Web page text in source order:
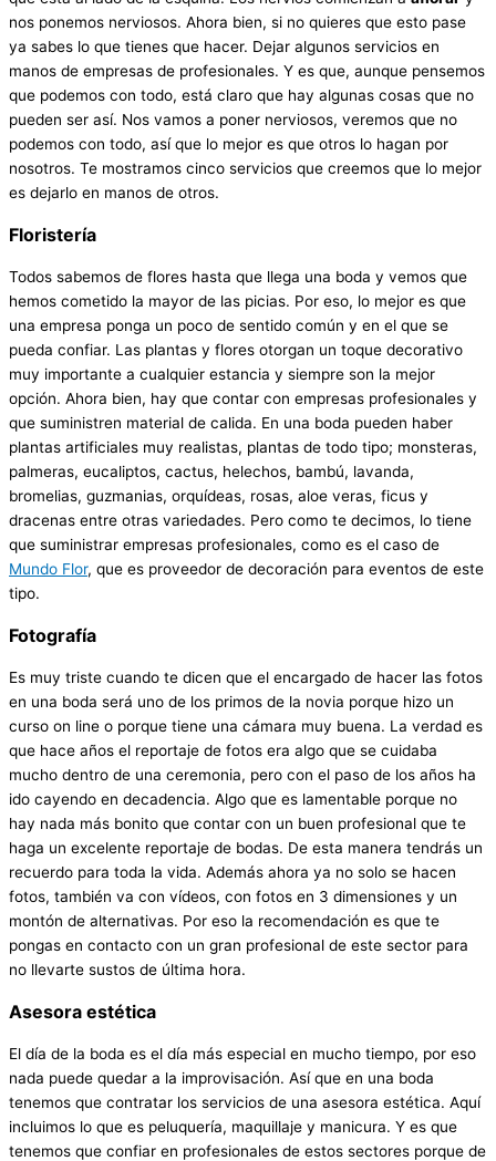
nos ponemos nerviosos. Ahora bien, si no quieres que esto pase
ya sabes lo que tienes que hacer. Dejar algunos servicios en
manos de empresas de profesionales. Y es que, aunque pensemos
que podemos con todo, está claro que hay algunas cosas que no
pueden ser así. Nos vamos a poner nerviosos, veremos que no
podemos con todo, así que lo mejor es que otros lo hagan por
nosotros. Te mostramos cinco servicios que creemos que lo mejor
es dejarlo en manos de otros.
Floristería
Todos sabemos de flores hasta que llega una boda y vemos que
hemos cometido la mayor de las picias. Por eso, lo mejor es que
una empresa ponga un poco de sentido común y en el que se
pueda confiar. Las plantas y flores otorgan un toque decorativo
muy importante a cualquier estancia y siempre son la mejor
opción. Ahora bien, hay que contar con empresas profesionales y
que suministren material de calida. En una boda pueden haber
plantas artificiales muy realistas, plantas de todo tipo; monsteras,
palmeras, eucaliptos, cactus, helechos, bambú, lavanda,
bromelias, guzmanias, orquídeas, rosas, aloe veras, ficus y
dracenas entre otras variedades. Pero como te decimos, lo tiene
que suministrar empresas profesionales, como es el caso de
Mundo Flor, que es proveedor de decoración para eventos de este
tipo.
Fotografía
Es muy triste cuando te dicen que el encargado de hacer las fotos
en una boda será uno de los primos de la novia porque hizo un
curso on line o porque tiene una cámara muy buena. La verdad es
que hace años el reportaje de fotos era algo que se cuidaba
mucho dentro de una ceremonia, pero con el paso de los años ha
ido cayendo en decadencia. Algo que es lamentable porque no
hay nada más bonito que contar con un buen profesional que te
haga un excelente reportaje de bodas. De esta manera tendrás un
recuerdo para toda la vida. Además ahora ya no solo se hacen
fotos, también va con vídeos, con fotos en 3 dimensiones y un
montón de alternativas. Por eso la recomendación es que te
pongas en contacto con un gran profesional de este sector para
no llevarte sustos de última hora.
Asesora estética
El día de la boda es el día más especial en mucho tiempo, por eso
nada puede quedar a la improvisación. Así que en una boda
tenemos que contratar los servicios de una asesora estética. Aquí
incluimos lo que es peluquería, maquillaje y manicura. Y es que
tenemos que confiar en profesionales de estos sectores porque de